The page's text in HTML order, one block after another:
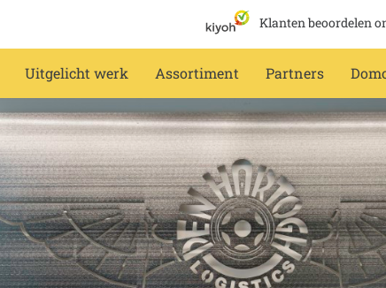
Klanten beoordelen
Uitgelicht werk Assortiment Partners